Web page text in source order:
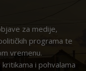
za medije,
programa te
vremenu.
i pohvalama